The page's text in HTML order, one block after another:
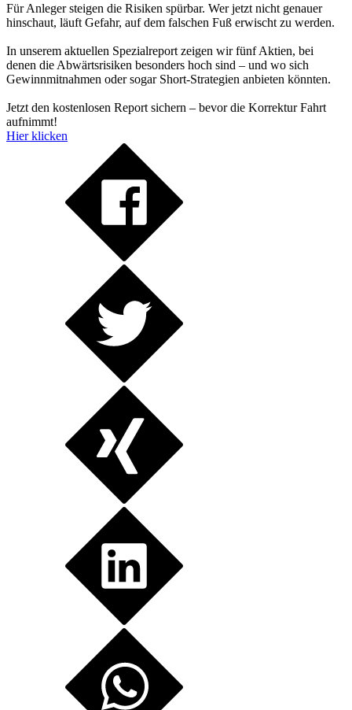
Für Anleger steigen die Risiken spürbar. Wer jetzt nicht genauer
hinschaut, läuft Gefahr, auf dem falschen Fuß erwischt zu werden.
In unserem aktuellen Spezialreport zeigen wir fünf Aktien, bei
denen die Abwärtsrisiken besonders hoch sind – und wo sich
Gewinnmitnahmen oder sogar Short-Strategien anbieten könnten.
Jetzt den kostenlosen Report sichern – bevor die Korrektur Fahrt
aufnimmt!
Hier klicken